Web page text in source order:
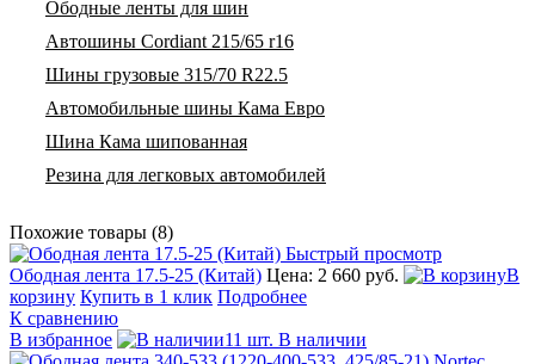
Ободные ленты для шин
Автошины Cordiant 215/65 r16
Шины грузовые 315/70 R22.5
Автомобильные шины Кама Евро
Шина Кама шипованная
Резина для легковых автомобилей
Похожие товары (8)
Быстрый просмотр
Ободная лента 17.5-25 (Китай) Цена: 2 660 руб.
В
корзину Купить в 1 клик Подробнее
К сравнению
В избранное
11 шт. В наличии